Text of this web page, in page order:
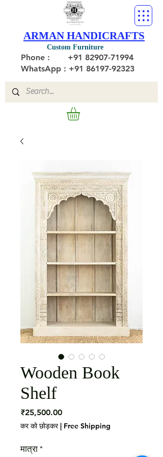
Custom Furniture
ARMAN HANDICRAFTS
Phone : +91 82907-71994
WhatsApp : +91 86197-92323
Wooden Book
Shelf
₹25,500.00मूल्य
कर को छोड़कर| Free Shipping
मात्रा *